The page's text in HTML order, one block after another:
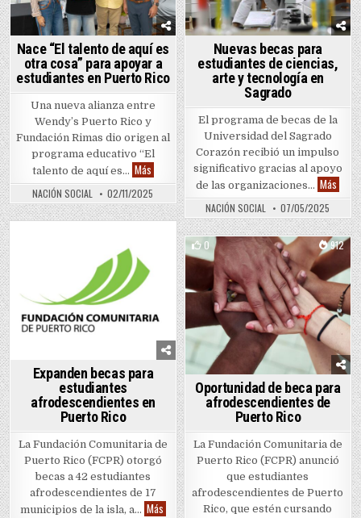
Nace “El talento de aquí es
otra cosa” para apoyar a
estudiantes en Puerto Rico
Una nueva alianza entre
Wendy’s Puerto Rico y
Fundación Rimas dio origen al
programa educativo “El
talento de aquí es… MásNace “El talento de aquí es otra cosa” para apoyar
NACIÓN SOCIAL 02/11/2025
Nuevas becas para
estudiantes de ciencias,
arte y tecnología en
Sagrado
El programa de becas de la
Universidad del Sagrado
Corazón recibió un impulso
significativo gracias al apoyo
de las organizaciones… Más
NACIÓN SOCIAL
07/05/2025
Expanden becas para
estudiantes
afrodescendientes en
Puerto Rico
La Fundación Comunitaria de
Puerto Rico (FCPR) otorgó
becas a 42 estudiantes
afrodescendientes de 17
municipios de la isla, a… MásExpanden becas para estudiantes
0 912
Posted in
Oportunidad de beca para
afrodescendientes de
Puerto Rico
La Fundación Comunitaria de
Puerto Rico (FCPR) anunció
que estudiantes
afrodescendientes de Puerto
Rico, que estén cursando